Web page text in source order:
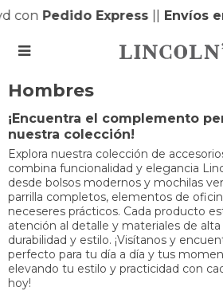
conPedido Express| Envíos

Hombres
¡Encuentra el complemento
nuestra colección!
Explora nuestra colección de
combina funcionalidad y elegancia
desde bolsos modernos y mochilas
parrilla completos, elementos de
neceseres prácticos. Cada producto
atención al detalle y materiales de alta
durabilidad y estilo. ¡Visítanos y
perfecto para tu día a día y tus
elevando tu estilo y practicidad con
hoy!